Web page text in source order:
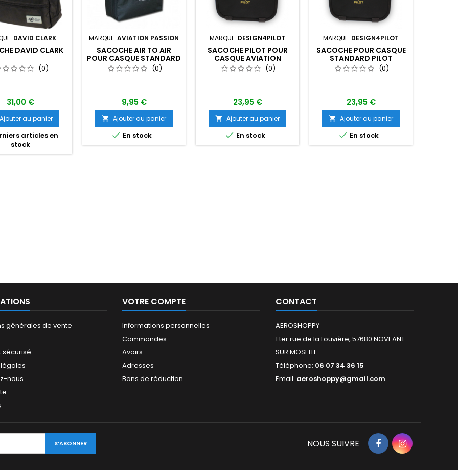
DAVID CLARK
DAVID CLARK
(0)
31,00 €
Ajouter au panier
articles en
stock
MARQUE: AVIATION PASSION
SACOCHE AIR TO AIR
POUR CASQUE STANDARD
(0)
9,95 €
 Ajouter au panier
 En stock
MARQUE: DESIGN4PILOT
SACOCHE PILOT POUR
CASQUE AVIATION
(0)
23,95 €
 Ajouter au panier
 En stock
MARQUE: DESIGN4PILOT
SACOCHE POUR CASQUE
STANDARD PILOT
(0)
23,95 €
 Ajouter au panier
 En stock
générales de vente
sécurisé
nous
VOTRE COMPTE
Informations personnelles
Commandes
Avoirs
Adresses
Bons de réduction
CONTACT
AEROSHOPPY
1 ter rue de la Louvière, 57680 NOVEANT
SUR MOSELLE
Téléphone: 06 07 34 36 15
Email: aeroshoppy@gmail.com
NOUS SUIVRE